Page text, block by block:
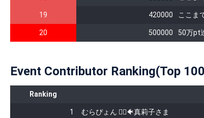
19 420000 ここま
20 500000 50万pt
Event Contributor Ranking(Top
Ranking
1 むらぴょん 🧜‍♀️🐠真莉子さま